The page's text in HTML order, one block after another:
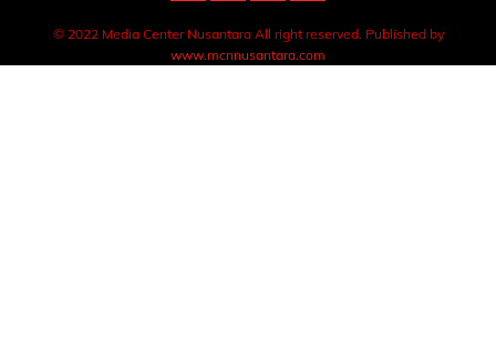
© 2022 Media Center Nusantara All right reserved. Published by
www.mcnnusantara.com